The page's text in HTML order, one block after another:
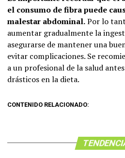
el consumo de fibra puede
malestar abdominal.Por lo
aumentar gradualmente la
asegurarse de mantener una
evitar complicaciones. Se
a un profesional de la salud
drásticos en la dieta.
CONTENIDO RELACIONADO: